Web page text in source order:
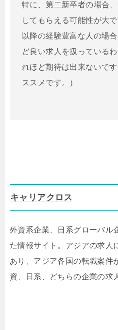
特に、第二新卒者の場合
してもらえる可能性が大
以降の経験豊富な人の場
ど良い求人を扱っている
れほど期待は出来ないで
ススメです。）
キャリアクロス
外資系企業、日系グローバル
た情報サイト。アジアの求人
あり、アジア各国の転職案件
資、日系、どちらの企業の求